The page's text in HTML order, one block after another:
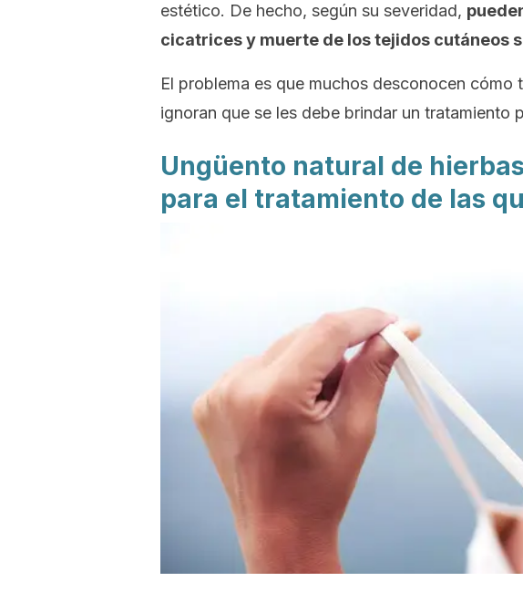
estético. De hecho, según su severidad,
cicatrices y muerte de los tejidos cutáneos
El problema es que muchos desconocen cómo
ignoran que se les debe brindar un tratamiento
Ungüento natural de
para el tratamiento de las